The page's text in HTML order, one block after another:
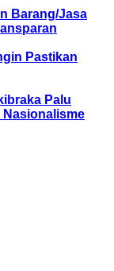
Barang/Jasa
Pastikan
Palu
Nasionalisme